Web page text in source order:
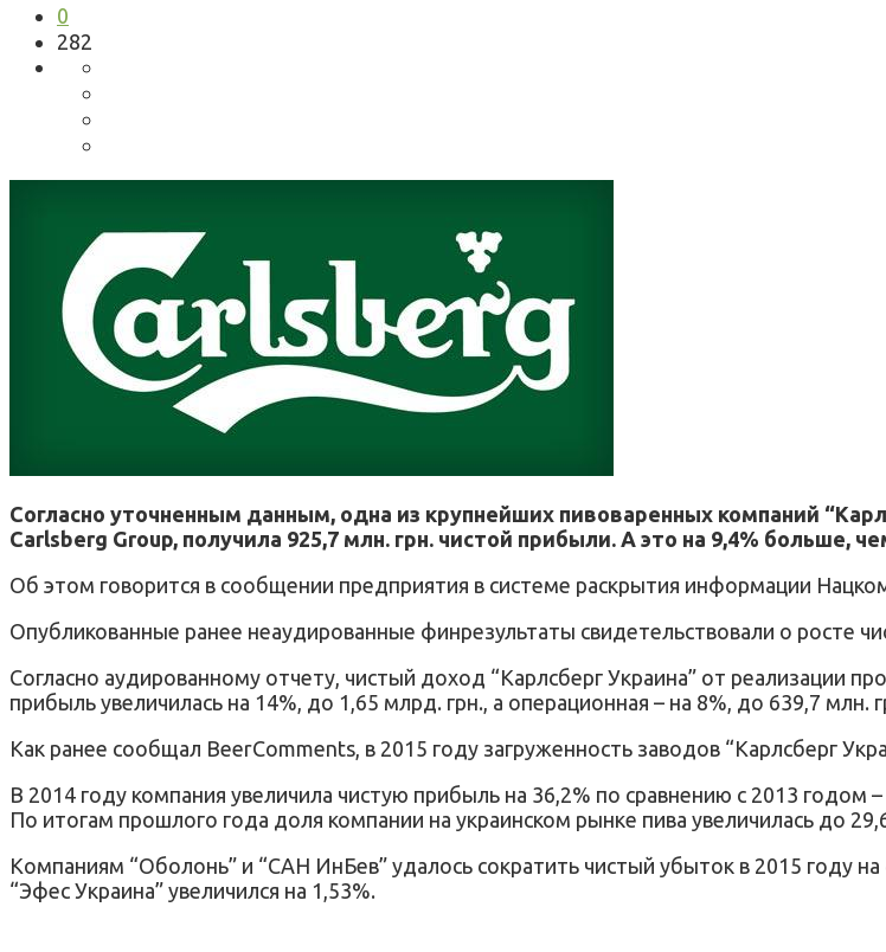
0
282
Согласно уточненным данным, одна из крупнейших пивоваренных компаний
Carlsberg Group, получила 925,7 млн. грн. чистой прибыли. А это на 9,4% больше,
Об этом говорится в сообщении предприятия в системе раскрытия информации
Опубликованные ранее неаудированные финрезультаты свидетельствовали о росте
Согласно аудированному отчету, чистый доход “Карлсберг Украина” от реализации
прибыль увеличилась на 14%, до 1,65 млрд. грн., а операционная – на 8%, до 639,7 млн.
Как ранее сообщал BeerComments, в 2015 году загруженность заводов “Карлсберг
В 2014 году компания увеличила чистую прибыль на 36,2% по сравнению с 2013 годом
По итогам прошлого года доля компании на украинском рынке пива увеличилась до
Компаниям “Оболонь” и “САН ИнБев” удалось сократить чистый убыток в 2015 году
“Эфес Украина” увеличился на 1,53%.